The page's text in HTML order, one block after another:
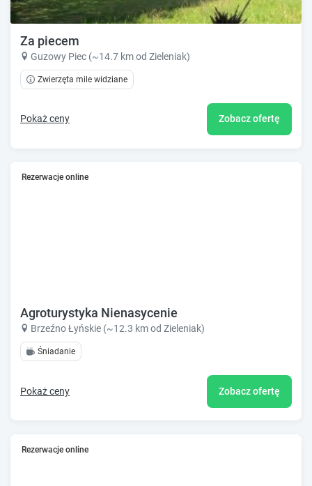
Za piecem
Guzowy Piec (~14.7 km od Zieleniak)
Zwierzęta mile widziane
Pokaż ceny Zobacz ofertę
Rezerwacje online
Agroturystyka Nienasycenie
Brzeźno Łyńskie (~12.3 km od Zieleniak)
Śniadanie
Pokaż ceny Zobacz ofertę
Rezerwacje online